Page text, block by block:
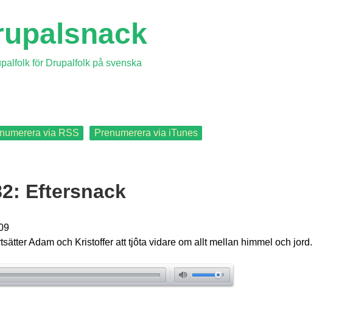
för Drupalfolk på svenska
Eftersnack
Adam och Kristoffer att tjôta vidare om allt mellan himmel och jord.
mute
via RSS Prenumerera via iTunes